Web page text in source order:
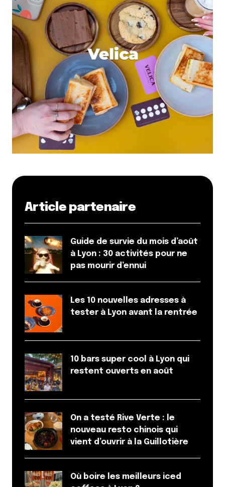
Article partenaire
Guide de survie du mois d’août
à Lyon : 30 activités pour ne
pas mourir d’ennui
Les 10 nouvelles adresses à
tester à Lyon avant la rentrée
10 bars super cool à Lyon qui
restent ouverts en août
On a testé Rive Verte : le
nouveau resto chinois qui
vient d’ouvrir à la Guillotière
Où boire les meilleurs iced